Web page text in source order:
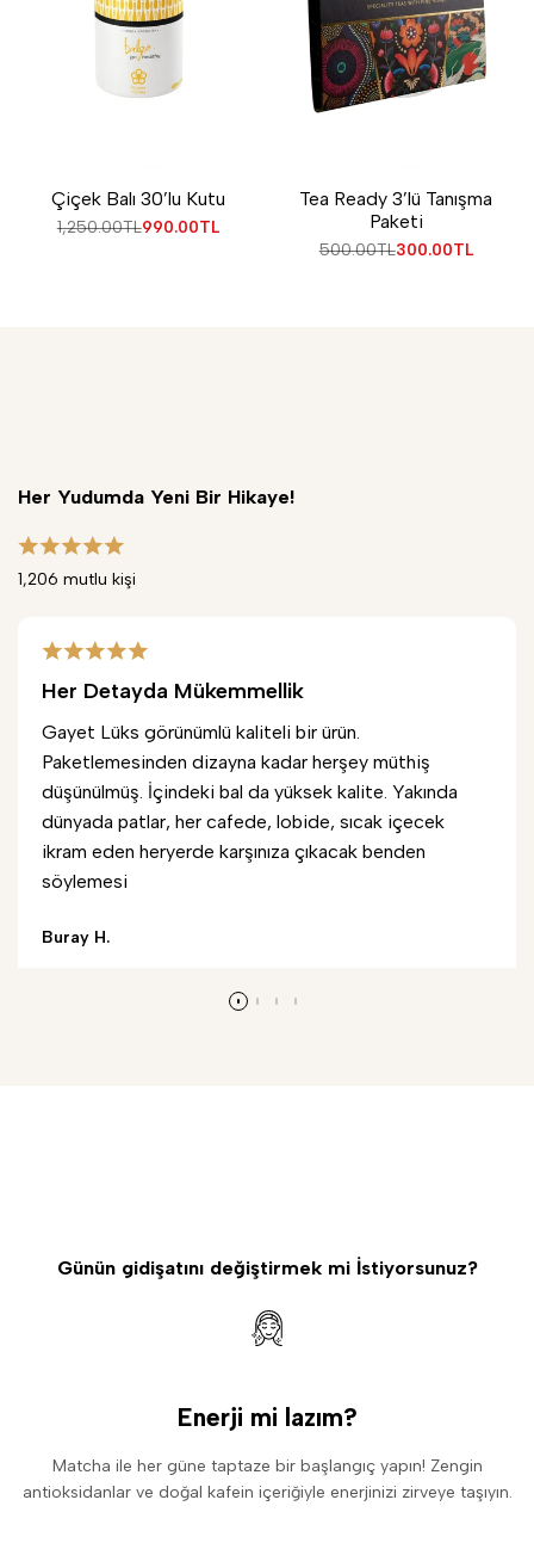
Çiçek Balı 30’lu Kutu
Normal
1,250.00TLİndirimli
990.00TL
Tea Ready 3’lü Tanışma
Paketi
Normal
500.00TLİndirimli
300.00TL
Her Yudumda Yeni Bir Hikaye!
1,206 mutlu kişi
Her Detayda Mükemmellik
Gayet Lüks görünümlü kaliteli bir ürün.
Paketlemesinden dizayna kadar herşey müthiş
düşünülmüş. İçindeki bal da yüksek kalite. Yakında
dünyada patlar, her cafede, lobide, sıcak içecek
ikram eden heryerde karşınıza çıkacak benden
söylemesi
Buray H.
Günün gidişatını değiştirmek mi İstiyorsunuz?
Enerji mi lazım?
Matcha ile her güne taptaze bir başlangıç yapın! Zengin
antioksidanlar ve doğal kafein içeriğiyle enerjinizi zirveye taşıyın.